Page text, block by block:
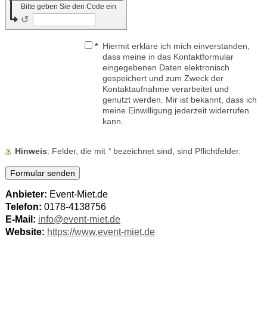
Bitte geben Sie den Code ein
↺
* Hiermit erkläre ich mich einverstanden,
dass meine in das Kontaktformular
eingegebenen Daten elektronisch
gespeichert und zum Zweck der
Kontaktaufnahme verarbeitet und
genutzt werden. Mir ist bekannt, dass ich
meine Einwilligung jederzeit widerrufen
kann.
Hinweis : Felder, die mit *bezeichnet sind, sind Pflichtfelder.
Anbieter: Event-Miet.de
Telefon: 0178-4138756
E-Mail: info@event-miet.de
Website: https://www.event-miet.de